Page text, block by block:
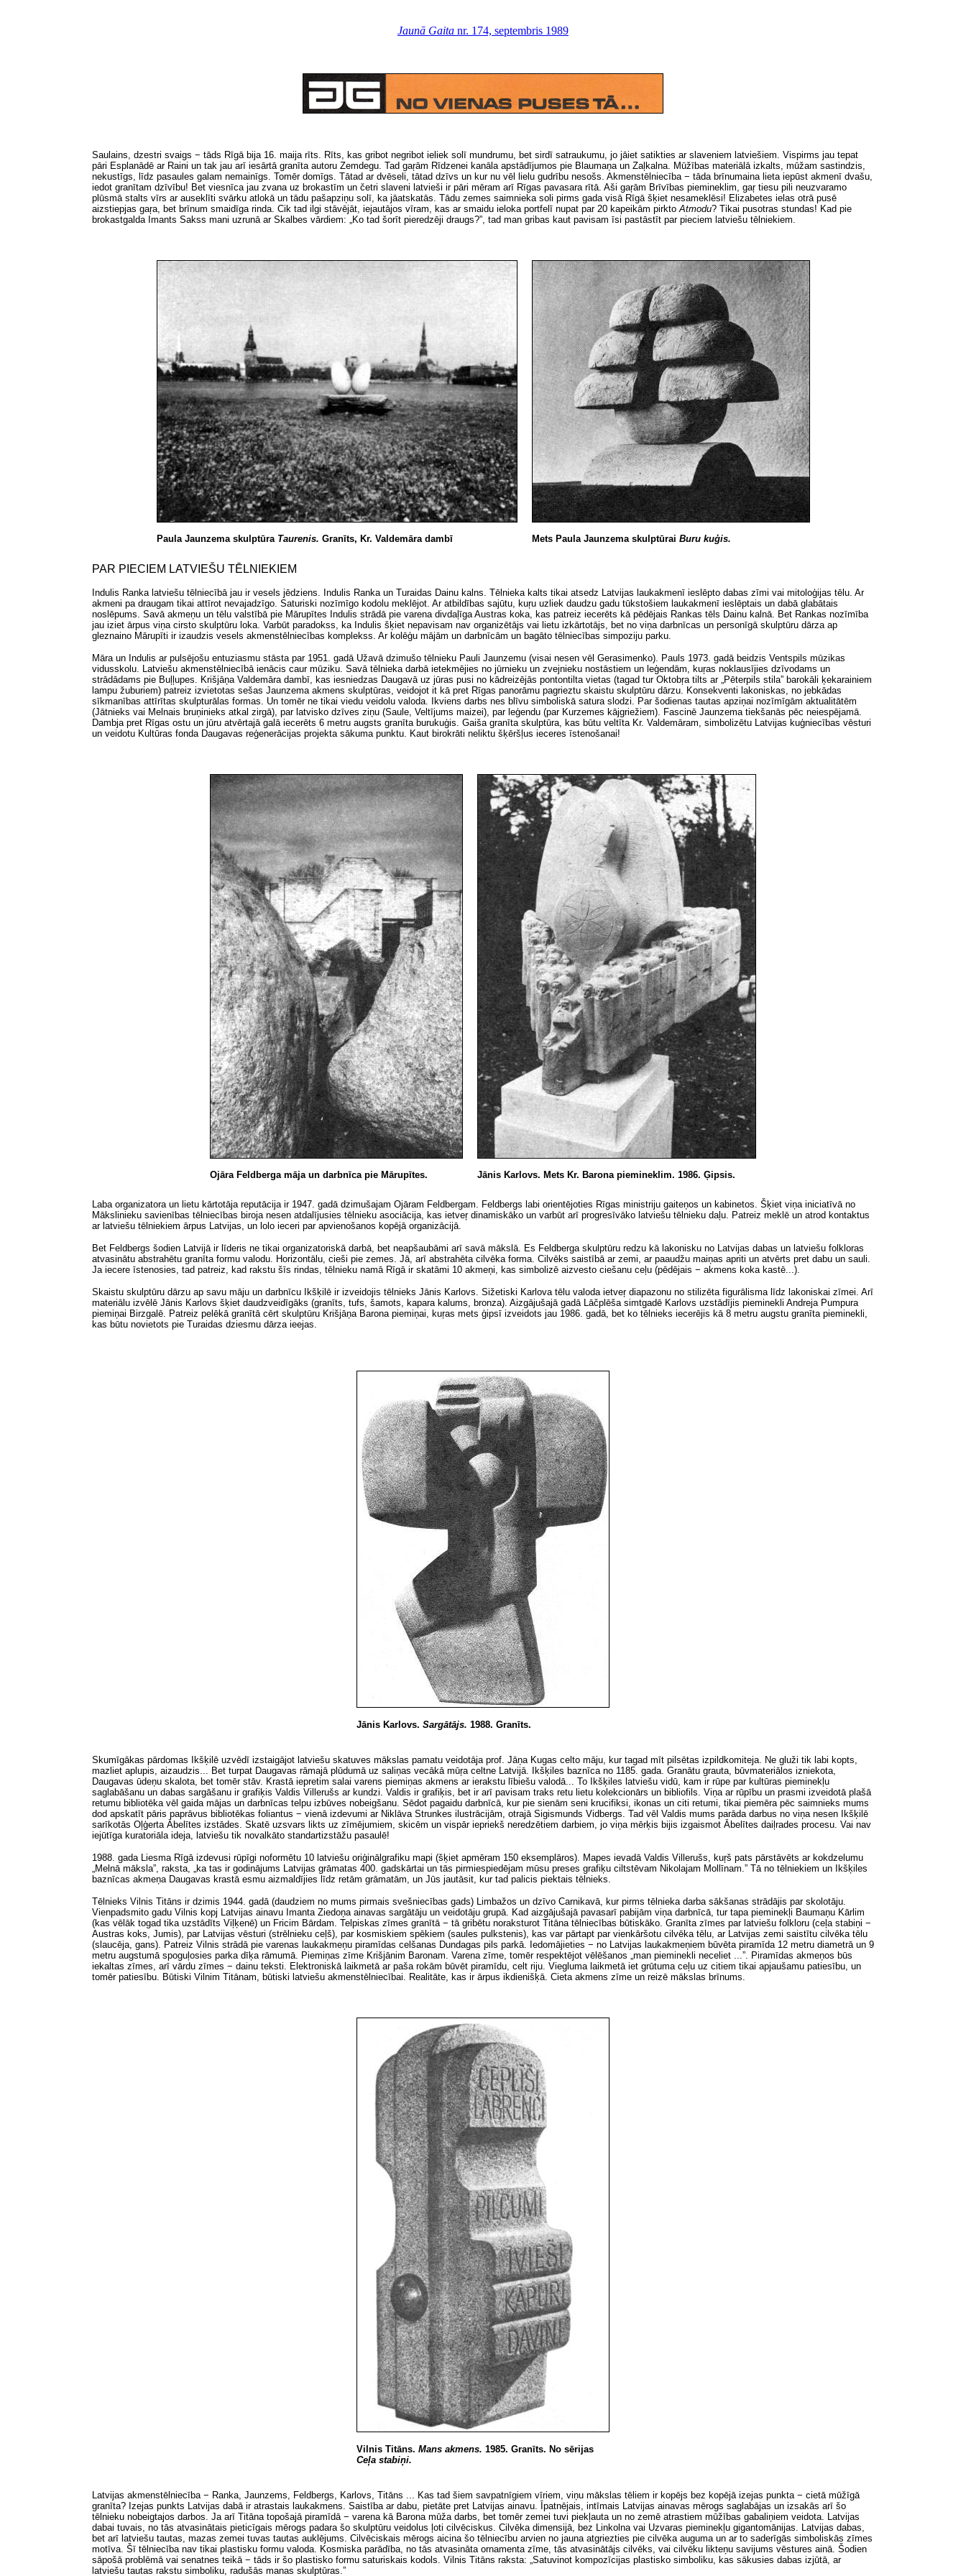
Jaunā Gaita nr. 174, septembris 1989
Saulains, dzestri svaigs − tāds Rīgā bija 16. maija rīts. Rīts, kas gribot negribot ieliek solī mundrumu, bet sirdī satraukumu, jo jāiet satikties ar slaveniem latviešiem. Vispirms jau tepat
pāri Esplanādē ar Raini un tak jau arī iesārtā granīta autoru Zemdegu. Tad gaŗām Rīdzenei kanāla apstādījumos pie Blaumaņa un Zaļkalna. Mūžības materiālā izkalts, mūžam sastindzis,
nekustīgs, līdz pasaules galam nemainīgs. Tomēr domīgs. Tātad ar dvēseli, tātad dzīvs un kur nu vēl lielu gudrību nesošs. Akmenstēlniecība − tāda brīnumaina lieta iepūst akmenī dvašu,
iedot granītam dzīvību! Bet viesnīca jau zvana uz brokastīm un četri slaveni latvieši ir pāri mēram arī Rīgas pavasara rītā. Aši gaŗām Brīvības piemineklim, gaŗ tiesu pili neuzvaramo
plūsmā stalts vīrs ar auseklīti svārku atlokā un tādu pašapziņu solī, ka jāatskatās. Tādu zemes saimnieka soli pirms gada visā Rīgā šķiet nesameklēsi! Elizabetes ielas otrā pusē
aizstiepjas gaŗa, bet brīnum smaidīga rinda. Cik tad ilgi stāvējāt, iejautājos vīram, kas ar smaidu ieloka portfelī nupat par 20 kapeikām pirktoAtmodu? Tikai pusotras stundas! Kad pie
brokastgalda Imants Sakss mani uzrunā ar Skalbes vārdiem: „Ko tad šorīt pieredzēji draugs?”, tad man gribas kaut pavisam īsi pastāstīt par pieciem latviešu tēlniekiem.
Paula Jaunzema skulptūra Taurenis. Granīts, Kr. Valdemāra dambī Mets Paula Jaunzema skulptūrai Buru kuģis.
PAR PIECIEM LATVIEŠU TĒLNIEKIEM
Indulis Ranka latviešu tēlniecībā jau ir vesels jēdziens. Indulis Ranka un Turaidas Dainu kalns. Tēlnieka kalts tikai atsedz Latvijas laukakmenī ieslēpto dabas zīmi vai mitoloģijas tēlu. Ar
akmeni pa draugam tikai attīrot nevajadzīgo. Saturiski nozīmīgo kodolu meklējot. Ar atbildības sajūtu, kuŗu uzliek daudzu gadu tūkstošiem laukakmenī ieslēptais un dabā glabātais
noslēpums. Savā akmeņu un tēlu valstībā pie Mārupītes Indulis strādā pie varena divdaļīga Austras koka, kas patreiz iecerēts kā pēdējais Rankas tēls Dainu kalnā. Bet Rankas nozīmība
jau iziet ārpus viņa cirsto skulptūru loka. Varbūt paradokss, ka Indulis šķiet nepavisam nav organizētājs vai lietu izkārtotājs, bet no viņa darbnīcas un personīgā skulptūru dārza ap
gleznaino Mārupīti ir izaudzis vesels akmenstēlniecības komplekss. Ar kolēģu mājām un darbnīcām un bagāto tēlniecības simpoziju parku.
Māra un Indulis ar pulsējošu entuziasmu stāsta par 1951. gadā Užavā dzimušo tēlnieku Pauli Jaunzemu (visai nesen vēl Gerasimenko). Pauls 1973. gadā beidzis Ventspils mūzikas
vidusskolu. Latviešu akmenstēlniecībā ienācis caur mūziku. Savā tēlnieka darbā ietekmējies no jūrnieku un zvejnieku nostāstiem un leģendām, kuŗas noklausījies dzīvodams un
strādādams pie Buļļupes. Krišjāņa Valdemāra dambī, kas iesniedzas Daugavā uz jūras pusi no kādreizējās pontontilta vietas (tagad tur Oktobŗa tilts ar „Pēterpils stila” barokāli ķekarainiem
lampu žuburiem) patreiz izvietotas sešas Jaunzema akmens skulptūras, veidojot it kā pret Rīgas panorāmu pagrieztu skaistu skulptūru dārzu. Konsekventi lakoniskas, no jebkādas
sīkmanības attīrītas skulpturālas formas. Un tomēr ne tikai viedu veidolu valoda. Ikviens darbs nes blīvu simboliskā satura slodzi. Par šodienas tautas apziņai nozīmīgām aktualitātēm
(Jātnieks vai Melnais bruņinieks atkal zirgā), par latvisko dzīves ziņu (Saule, Veltījums maizei), par leģendu (par Kurzemes kājgriežiem). Fascinē Jaunzema tiekšanās pēc neiespējamā.
Dambja pret Rīgas ostu un jūru atvērtajā galā iecerēts 6 metru augsts granīta burukuģis. Gaiša granīta skulptūra, kas būtu veltīta Kr. Valdemāram, simbolizētu Latvijas kuģniecības vēsturi
un veidotu Kultūras fonda Daugavas reģenerācijas projekta sākuma punktu. Kaut birokrāti neliktu šķēršļus ieceres īstenošanai!
Ojāra Feldberga māja un darbnīca pie Mārupītes. Jānis Karlovs. Mets Kr. Barona piemineklim. 1986. Ģipsis.
Laba organizatora un lietu kārtotāja reputācija ir 1947. gadā dzimušajam Ojāram Feldbergam. Feldbergs labi orientējoties Rīgas ministriju gaiteņos un kabinetos. Šķiet viņa iniciatīvā no
Mākslinieku savienības tēlniecības biroja nesen atdalījusies tēlnieku asociācija, kas ietveŗ dinamiskāko un varbūt arī progresīvāko latviešu tēlnieku daļu. Patreiz meklē un atrod kontaktus
ar latviešu tēlniekiem ārpus Latvijas, un lolo ieceri par apvienošanos kopējā organizācijā.
Bet Feldbergs šodien Latvijā ir līderis ne tikai organizatoriskā darbā, bet neapšaubāmi arī savā mākslā. Es Feldberga skulptūru redzu kā lakonisku no Latvijas dabas un latviešu folkloras
atvasinātu abstrahētu granīta formu valodu. Horizontālu, cieši pie zemes. Jā, arī abstrahēta cilvēka forma. Cilvēks saistībā ar zemi, ar paaudžu maiņas apriti un atvērts pret dabu un sauli.
Ja iecere īstenosies, tad patreiz, kad rakstu šīs rindas, tēlnieku namā Rīgā ir skatāmi 10 akmeņi, kas simbolizē aizvesto ciešanu ceļu (pēdējais − akmens koka kastē...).
Skaistu skulptūru dārzu ap savu māju un darbnīcu Ikšķilē ir izveidojis tēlnieks Jānis Karlovs. Sižetiski Karlova tēlu valoda ietveŗ diapazonu no stilizēta figurālisma līdz lakoniskai zīmei. Arī
materiālu izvēlē Jānis Karlovs šķiet daudzveidīgāks (granīts, tufs, šamots, kapara kalums, bronza). Aizgājušajā gadā Lāčplēša simtgadē Karlovs uzstādījis pieminekli Andreja Pumpura
piemiņai Birzgalē. Patreiz pelēkā granītā cērt skulptūru Krišjāņa Barona piemiņai, kuŗas mets ģipsī izveidots jau 1986. gadā, bet ko tēlnieks iecerējis kā 8 metru augstu granīta pieminekli,
kas būtu novietots pie Turaidas dziesmu dārza ieejas.
Jānis Karlovs. Sargātājs. 1988. Granīts.
Skumīgākas pārdomas Ikšķilē uzvēdī izstaigājot latviešu skatuves mākslas pamatu veidotāja prof. Jāņa Kugas celto māju, kur tagad mīt pilsētas izpildkomiteja. Ne gluži tik labi kopts,
mazliet aplupis, aizaudzis... Bet turpat Daugavas rāmajā plūdumā uz saliņas vecākā mūŗa celtne Latvijā. Ikšķiles baznīca no 1185. gada. Granātu grauta, būvmateriālos izniekota,
Daugavas ūdeņu skalota, bet tomēr stāv. Krastā iepretim salai varens piemiņas akmens ar ierakstu lībiešu valodā... To Ikšķiles latviešu vidū, kam ir rūpe par kultūras pieminekļu
saglabāšanu un dabas sargāšanu ir grafiķis Valdis Villerušs ar kundzi. Valdis ir grafiķis, bet ir arī pavisam traks retu lietu kolekcionārs un bibliofils. Viņa ar rūpību un prasmi izveidotā plašā
retumu bibliotēka vēl gaida mājas un darbnīcas telpu izbūves nobeigšanu. Sēdot pagaidu darbnīcā, kur pie sienām seni krucifiksi, ikonas un citi retumi, tikai piemēra pēc saimnieks mums
dod apskatīt pāris paprāvus bibliotēkas foliantus − vienā izdevumi ar Niklāva Strunkes ilustrācijām, otrajā Sigismunds Vidbergs. Tad vēl Valdis mums parāda darbus no viņa nesen Ikšķilē
sarīkotās Oļģerta Ābelītes izstādes. Skatē uzsvars likts uz zīmējumiem, skicēm un vispār iepriekš neredzētiem darbiem, jo viņa mērķis bijis izgaismot Ābelītes daiļrades procesu. Vai nav
iejūtīga kuratoriāla ideja, latviešu tik novalkāto standartizstāžu pasaulē!
1988. gada Liesma Rīgā izdevusi rūpīgi noformētu 10 latviešu oriģinālgrafiku mapi (šķiet apmēram 150 eksemplāros). Mapes ievadā Valdis Villerušs, kuŗš pats pārstāvēts ar kokdzelumu
„Melnā māksla”, raksta, „ka tas ir godinājums Latvijas grāmatas 400. gadskārtai un tās pirmiespiedējam mūsu preses grafiķu ciltstēvam Nikolajam Mollīnam.” Tā no tēlniekiem un Ikšķiles
baznīcas akmeņa Daugavas krastā esmu aizmaldījies līdz retām grāmatām, un Jūs jautāsit, kur tad palicis piektais tēlnieks.
Tēlnieks Vilnis Titāns ir dzimis 1944. gadā (daudziem no mums pirmais svešniecības gads) Limbažos un dzīvo Carnikavā, kur pirms tēlnieka darba sākšanas strādājis par skolotāju.
Vienpadsmito gadu Vilnis kopj Latvijas ainavu Imanta Ziedoņa ainavas sargātāju un veidotāju grupā. Kad aizgājušajā pavasarī pabijām viņa darbnīcā, tur tapa pieminekļi Baumaņu Kārlim
(kas vēlāk togad tika uzstādīts Viļķenē) un Fricim Bārdam. Telpiskas zīmes granītā − tā gribētu noraksturot Titāna tēlniecības būtiskāko. Granīta zīmes par latviešu folkloru (ceļa stabiņi −
Austras koks, Jumis), par Latvijas vēsturi (strēlnieku ceļš), par kosmiskiem spēkiem (saules pulkstenis), kas var pārtapt par vienkāršotu cilvēka tēlu, ar Latvijas zemi saistītu cilvēka tēlu
(slaucēja, gans). Patreiz Vilnis strādā pie varenas laukakmeņu piramīdas celšanas Dundagas pils parkā. Iedomājieties − no Latvijas laukakmeņiem būvēta piramīda 12 metru diametrā un 9
metru augstumā spoguļosies parka dīķa rāmumā. Piemiņas zīme Krišjānim Baronam. Varena zīme, tomēr respektējot vēlēšanos „man pieminekli neceliet ...”. Piramīdas akmeņos būs
iekaltas zīmes, arī vārdu zīmes − dainu teksti. Elektroniskā laikmetā ar paša rokām būvēt piramīdu, celt riju. Viegluma laikmetā iet grūtuma ceļu uz citiem tikai apjaušamu patiesību, un
tomēr patiesību. Būtiski Vilnim Titānam, būtiski latviešu akmenstēlniecībai. Realitāte, kas ir ārpus ikdienišķā. Cieta akmens zīme un reizē mākslas brīnums.
Vilnis Titāns. Mans akmens. 1985. Granīts. No sērijas
Ceļa stabiņi.
Latvijas akmenstēlniecība − Ranka, Jaunzems, Feldbergs, Karlovs, Titāns ... Kas tad šiem savpatnīgiem vīriem, viņu mākslas tēliem ir kopējs bez kopējā izejas punkta − cietā mūžīgā
granīta? Izejas punkts Latvijas dabā ir atrastais laukakmens. Saistība ar dabu, pietāte pret Latvijas ainavu. Īpatnējais, intīmais Latvijas ainavas mērogs saglabājas un izsakās arī šo
tēlnieku nobeigtajos darbos. Ja arī Titāna topošajā piramīdā − varena kā Barona mūža darbs, bet tomēr zemei tuvi piekļauta un no zemē atrastiem mūžības gabaliņiem veidota. Latvijas
dabai tuvais, no tās atvasinātais pieticīgais mērogs padara šo skulptūru veidolus ļoti cilvēciskus. Cilvēka dimensijā, bez Linkolna vai Uzvaras pieminekļu gigantomānijas. Latvijas dabas,
bet arī latviešu tautas, mazas zemei tuvas tautas auklējums. Cilvēciskais mērogs aicina šo tēlniecību arvien no jauna atgriezties pie cilvēka auguma un ar to saderīgās simboliskās zīmes
motīva. Šī tēlniecība nav tikai plastisku formu valoda. Kosmiska parādība, no tās atvasināta ornamenta zīme, tās atvasinātājs cilvēks, vai cilvēku likteņu savijums vēstures ainā. Šodien
sāpošā problēmā vai senatnes teikā − tāds ir šo plastisko formu saturiskais kodols. Vilnis Titāns raksta: „Satuvinot kompozīcijas plastisko simboliku, kas sākusies dabas izjūtā, ar
latviešu tautas rakstu simboliku, radušās manas skulptūras.”